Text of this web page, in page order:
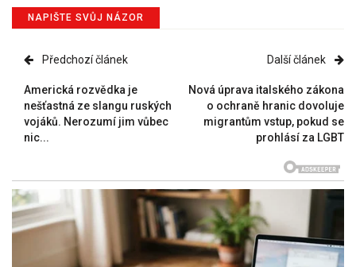
NAPIŠTE SVŮJ NÁZOR
Předchozí článek
Americká rozvědka je
nešťastná ze slangu ruských
vojáků. Nerozumí jim vůbec
nic...
Další článek
Nová úprava italského zákona
o ochraně hranic dovoluje
migrantům vstup, pokud se
prohlásí za LGBT